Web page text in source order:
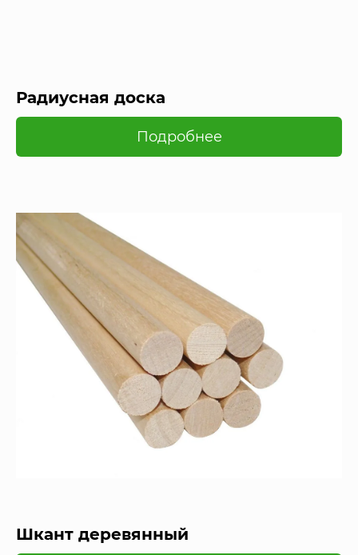
Радиусная доска
Подробнее
Шкант деревянный